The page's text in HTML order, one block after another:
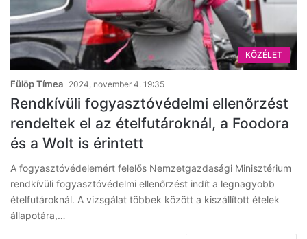
KÖZÉLET
Fülöp Tímea 2024, november 4. 19:35
Rendkívüli fogyasztóvédelmi ellenőrzést
rendeltek el az ételfutároknál, a Foodora
és a Wolt is érintett
A fogyasztóvédelemért felelős Nemzetgazdasági Minisztérium
rendkívüli fogyasztóvédelmi ellenőrzést indít a legnagyobb
ételfutároknál. A vizsgálat többek között a kiszállított ételek
állapotára,…